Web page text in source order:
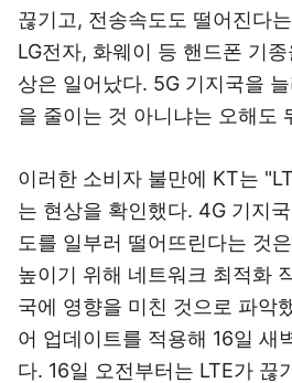
끊기고, 전송속도도 떨어진다
LG전자, 화웨이 등 핸드폰 기
상은 일어났다. 5G 기지국을
을 줄이는 것 아니냐는 오해도
이러한 소비자 불만에 KT는
는 현상을 확인했다. 4G 기지
도를 일부러 떨어뜨린다는 것
높이기 위해 네트워크 최적화
국에 영향을 미친 것으로 파악
어 업데이트를 적용해 16일 새
다. 16일 오전부터는 LTE가 끊